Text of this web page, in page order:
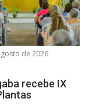
de 2026
recebe IX